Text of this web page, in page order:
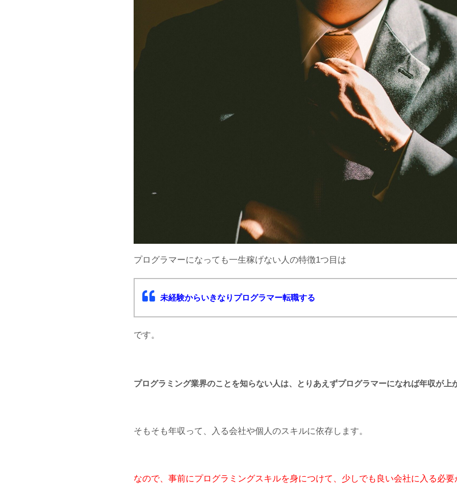
プログラマーになっても一生稼げない人の特徴1つ目は
未経験からいきなりプログラマー転職する
です。
プログラミング業界のことを知らない人は、とりあえずプログラマーになれば年収が上
そもそも年収って、入る会社や個人のスキルに依存します。
なので、事前にプログラミングスキルを身につけて、少しでも良い会社に入る必要